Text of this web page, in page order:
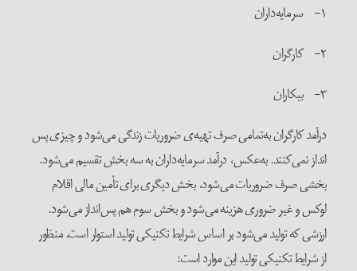
۱- سرمایه‌داران
۲- کارگران
۳- بیکاران
درآمد کارگران به‌تمامی صرف تهیه‌ی ضروریات زندگی می‌شود و چیزی پس
انداز نمی‌کنند. به‌عکس، درآمد سرمایه‌داران به سه بخش تقسیم می‌شود.
بخشی صرف ضروریات می‌شود، بخش دیگری برای تأمین مالی اقلام
لوکس و غیر ضروری هزینه می‌شود و بخش سوم هم پس‌انداز می‌شود.
ارزشی که تولید می‌شود بر اساس شرایط تکنیکی تولید استوار است. منظور
از شرایط تکنیکی تولید این موارد است: